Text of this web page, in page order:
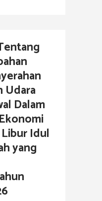
Udara
Dalam
Idul
yang